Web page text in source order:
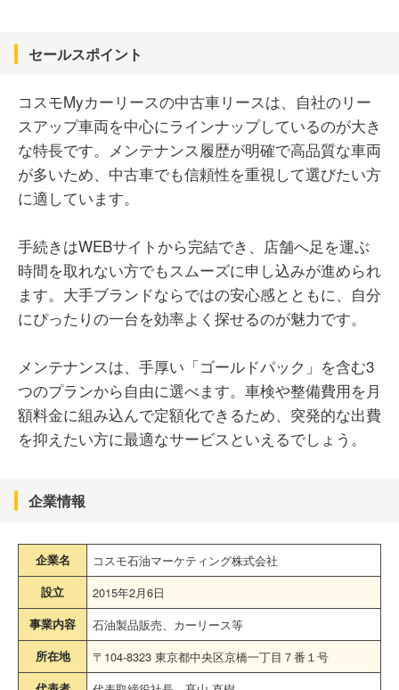
セールスポイント
コスモMyカーリースの中古車リースは、自社のリー
スアップ車両を中心にラインナップしているのが大き
な特長です。メンテナンス履歴が明確で高品質な車両
が多いため、中古車でも信頼性を重視して選びたい方
に適しています。
手続きはWEBサイトから完結でき、店舗へ足を運ぶ
時間を取れない方でもスムーズに申し込みが進められ
ます。大手ブランドならではの安心感とともに、自分
にぴったりの一台を効率よく探せるのが魅力です。
メンテナンスは、手厚い「ゴールドパック」を含む3
つのプランから自由に選べます。車検や整備費用を月
額料金に組み込んで定額化できるため、突発的な出費
を抑えたい方に最適なサービスといえるでしょう。
企業情報
企業名 コスモ石油マーケティング株式会社
設立 2015年2月6日
事業内容 石油製品販売、カーリース等
所在地 〒104-8323 東京都中央区京橋一丁目７番１号